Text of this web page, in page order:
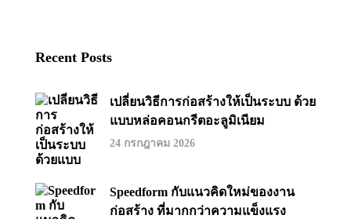
Recent Posts
เปลี่ยนวิธีการก่อสร้างให้เป็นระบบ ด้วย
แบบหล่อคอนกรีตอะลูมิเนียม
24 กรกฎาคม 2026
Speedform กับแนวคิดใหม่ของงาน
ก่อสร้าง ที่มากกว่าความแข็งแรง